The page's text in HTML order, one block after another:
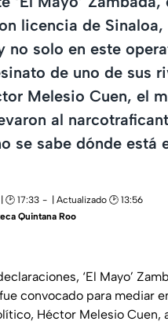
licencia de Sinaloa,
no solo en este
de uno de sus
Melesio Cuen, el
al
se sabe dónde está
🕑 17:33
| Actualizado 🕑 13:56
Quintana Roo
‘El Mayo’
convocado para mediar
Héctor Melesio Cuen,